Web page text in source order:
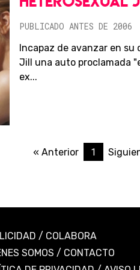
PUBLICADO ANTES DE 2006
Incapaz de avanzar en su
Jill una auto proclamada
ex...
« Anterior 1
/ COLABORA
SOMOS / CONTACTO